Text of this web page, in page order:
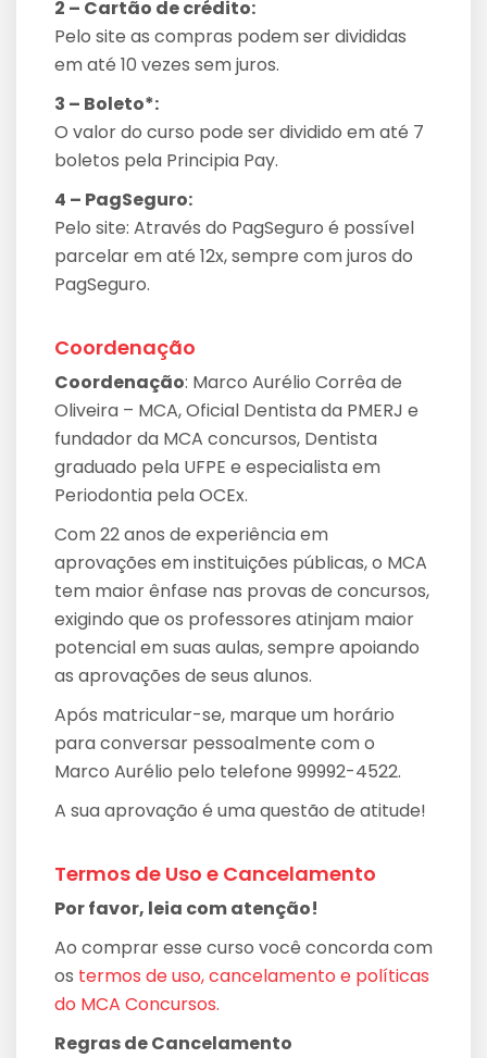
2 – Cartão de crédito:
Pelo site as compras podem ser divididas
em até 10 vezes sem juros.
3 – Boleto*:
O valor do curso pode ser dividido em até 7
boletos pela Principia Pay.
4 – PagSeguro:
Pelo site: Através do PagSeguro é possível
parcelar em até 12x, sempre com juros do
PagSeguro.
Coordenação
Coordenação: Marco Aurélio Corrêa de
Oliveira – MCA, Oficial Dentista da PMERJ e
fundador da MCA concursos, Dentista
graduado pela UFPE e especialista em
Periodontia pela OCEx.
Com 22 anos de experiência em
aprovações em instituições públicas, o MCA
tem maior ênfase nas provas de concursos,
exigindo que os professores atinjam maior
potencial em suas aulas, sempre apoiando
as aprovações de seus alunos.
Após matricular-se, marque um horário
para conversar pessoalmente com o
Marco Aurélio pelo telefone 99992-4522.
A sua aprovação é uma questão de atitude!
Termos de Uso e Cancelamento
Por favor, leia com atenção!
Ao comprar esse curso você concorda com
os termos de uso, cancelamento e políticas
do MCA Concursos.
Regras de Cancelamento